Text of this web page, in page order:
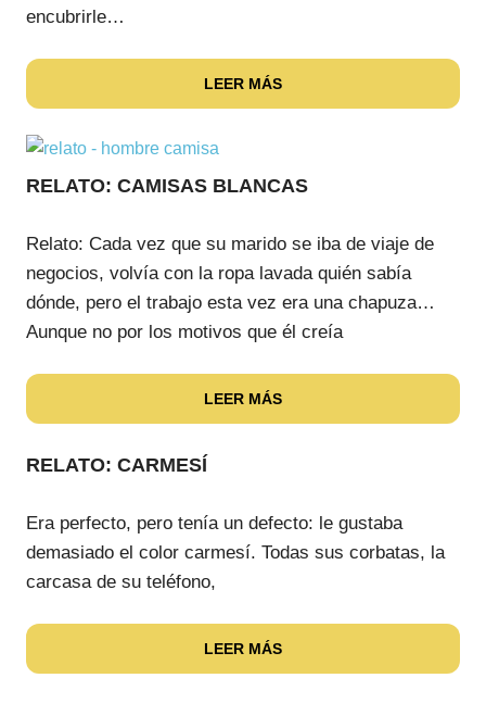
encubrirle…
LEER MÁS
RELATO: CAMISAS BLANCAS
Relato: Cada vez que su marido se iba de viaje de
negocios, volvía con la ropa lavada quién sabía
dónde, pero el trabajo esta vez era una chapuza…
Aunque no por los motivos que él creía
LEER MÁS
RELATO: CARMESÍ
Era perfecto, pero tenía un defecto: le gustaba
demasiado el color carmesí. Todas sus corbatas, la
carcasa de su teléfono,
LEER MÁS